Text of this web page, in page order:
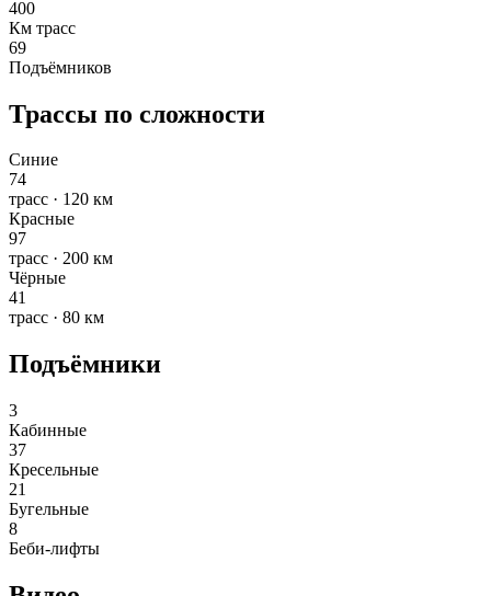
400
Км трасс
69
Подъёмников
Трассы по сложности
Синие
74
трасс · 120 км
Красные
97
трасс · 200 км
Чёрные
41
трасс · 80 км
Подъёмники
3
Кабинные
37
Кресельные
21
Бугельные
8
Беби-лифты